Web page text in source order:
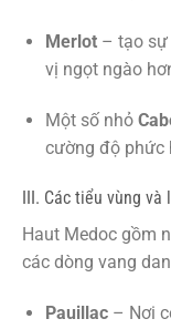
Merlot– tạo sự
vị ngọt ngào
Một số nhỏ
cường độ phức
III. Các tiểu vùng
Haut Medoc gồm
các dòng vang
Pauillac– Nơi